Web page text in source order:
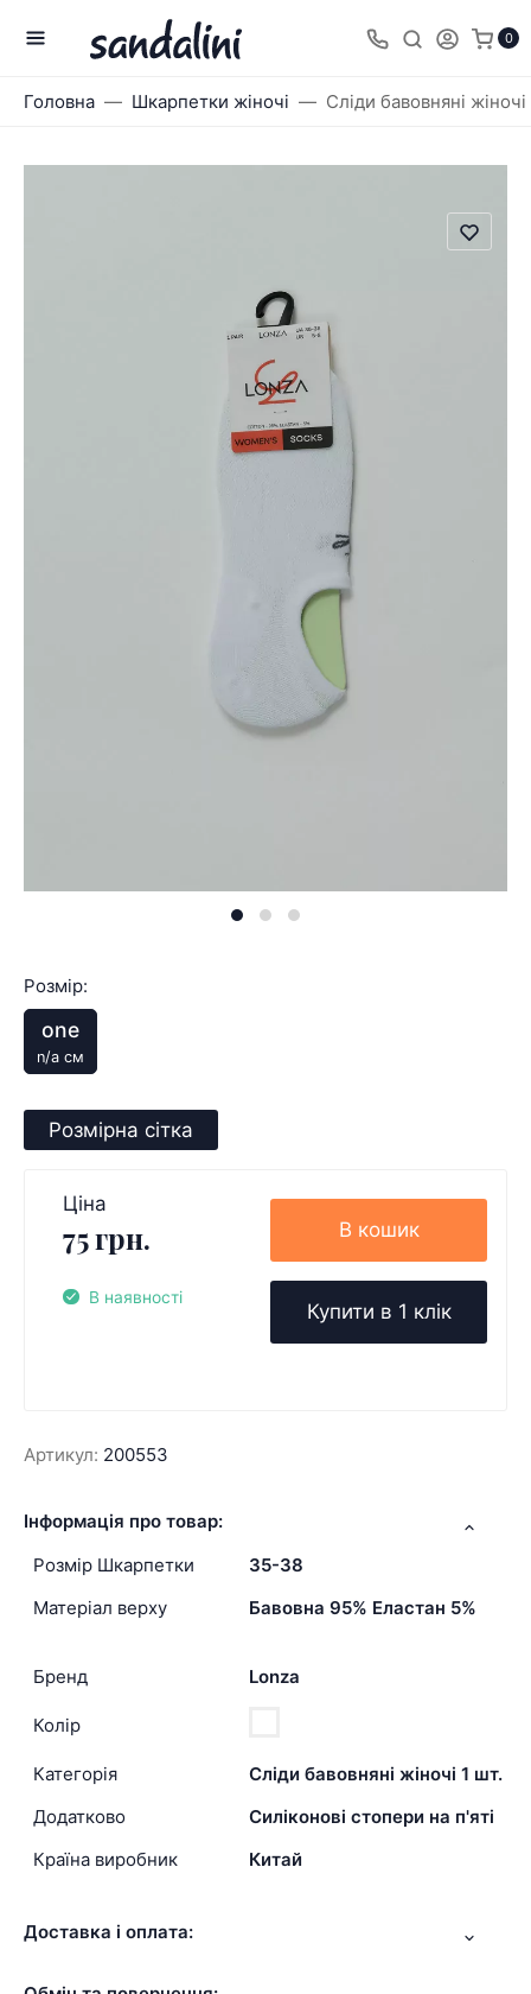
0
Головна Шкарпетки жіночі Сліди бавовняні
Розмір:
one
n/a см
Розмірна сітка
Ціна
75 грн.
В наявності
В кошик
Купити в 1 клік
Артикул: 200553
Інформація про товар:
Розмір Шкарпетки
35-38
Матеріал верху
Бавовна 95% Еластан 5%
Бренд Lonza
Колір
Категорія
Сліди бавовняні жіночі 1 шт.
Додатково
Силіконові стопери на п'яті
Країна виробник
Китай
Доставка і оплата: